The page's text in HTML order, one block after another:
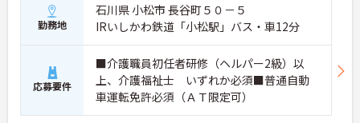
勤務地
石川県 小松市 長谷町５０－５
IRいしかわ鉄道「小松駅」バス・車12分
応募要件
■介護職員初任者研修（ヘルパー2級）以
上、介護福祉士 いずれか必須■普通自動
車運転免許必須（ＡＴ限定可）